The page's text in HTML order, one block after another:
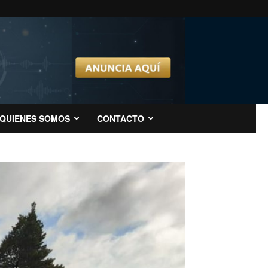
QUIENES SOMOS CONTACTO